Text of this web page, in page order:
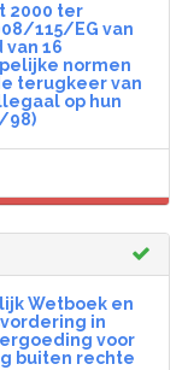
2000 ter
115/EG van
van 16
normen
terugkeer van
op hun
98)
Wetboek en
in
voor
buiten rechte